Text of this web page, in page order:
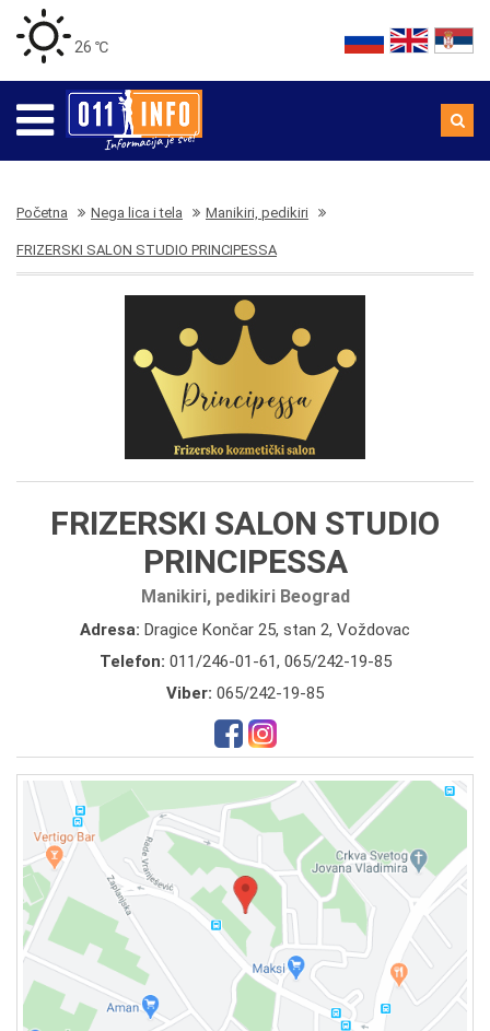
26 ℃
Početna Nega lica i tela Manikiri, pedikiri
FRIZERSKI SALON STUDIO PRINCIPESSA
FRIZERSKI SALON STUDIO
PRINCIPESSA
Manikiri, pedikiri Beograd
Adresa: Dragice Končar 25, stan 2, Voždovac
Telefon: 011/246-01-61, 065/242-19-85
Viber: 065/242-19-85